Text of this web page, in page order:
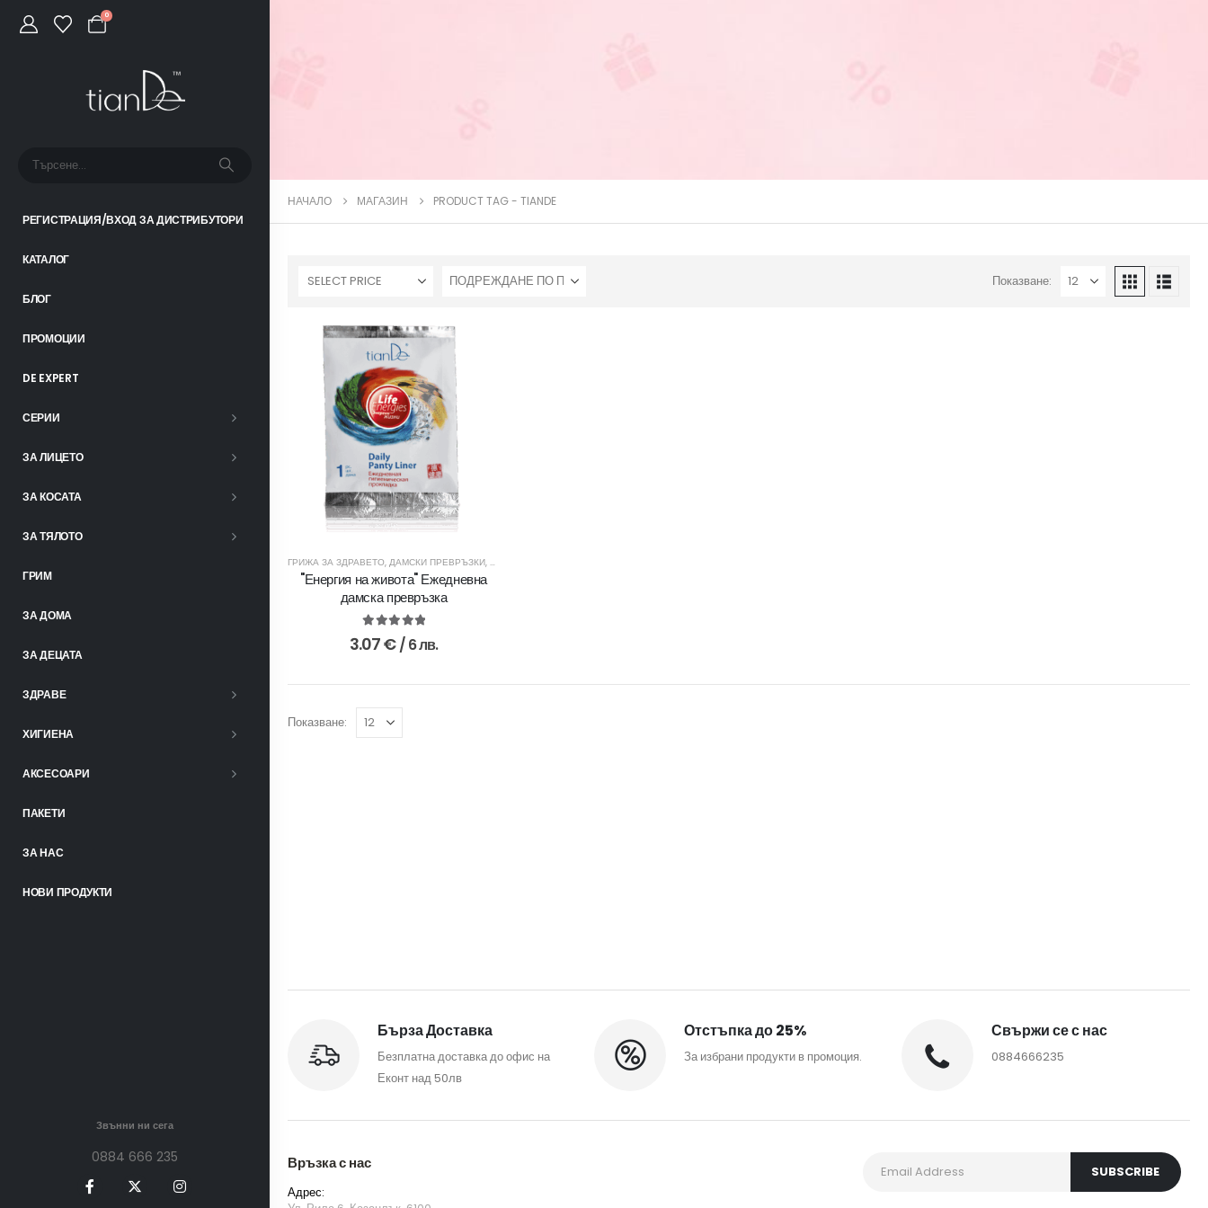
0
РЕГИСТРАЦИЯ/ВХОД ЗА ДИСТРИБУТОРИ
КАТАЛОГ
БЛОГ
ПРОМОЦИИ
DE EXPERT
СЕРИИ
ЗА ЛИЦЕТО
ЗА КОСАТА
ЗА ТЯЛОТО
ГРИМ
ЗА ДОМА
ЗА ДЕЦАТА
ЗДРАВЕ
ХИГИЕНА
АКСЕСОАРИ
ПАКЕТИ
ЗА НАС
НОВИ ПРОДУКТИ
Звънни ни сега
0884 666 235
НАЧАЛО МАГАЗИН PRODUCT TAG - TIANDE
SELECT PRICE Показване:
ГРИЖА ЗА ЗДРАВЕТО, ДАМСКИ ПРЕВРЪЗКИ, ЕДИНИЧНИ ПРЕВРЪЗКИ
"Енергия на живота" Ежедневна
дамска превръзка
5.00 out of 5
3.07€ / 6 лв.
Показване:
Бърза Доставка
Безплатна доставка до офис на
Еконт над 50лв
Отстъпка до 25%
За избрани продукти в промоция.
Свържи се с нас
0884666235
Връзка с нас
Адрес: